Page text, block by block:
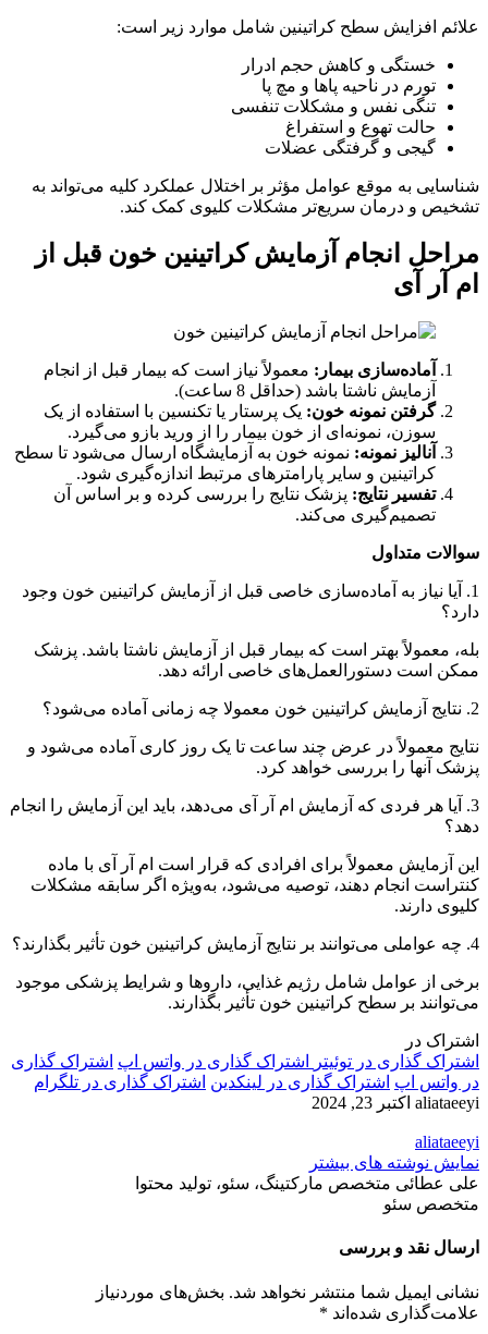
علائم افزایش سطح کراتینین شامل موارد زیر است:
خستگی و کاهش حجم ادرار
تورم در ناحیه پاها و مچ پا
تنگی نفس و مشکلات تنفسی
حالت تهوع و استفراغ
گیجی و گرفتگی عضلات
شناسایی به موقع عوامل مؤثر بر اختلال عملکرد کلیه می‌تواند به
تشخیص و درمان سریع‌تر مشکلات کلیوی کمک کند.
مراحل انجام آزمایش کراتینین خون قبل از
ام آر آی
آماده‌سازی بیمار: معمولاً نیاز است که بیمار قبل از انجام
آزمایش ناشتا باشد (حداقل 8 ساعت).
گرفتن نمونه خون: یک پرستار یا تکنسین با استفاده از یک
سوزن، نمونه‌ای از خون بیمار را از ورید بازو می‌گیرد.
آنالیز نمونه: نمونه خون به آزمایشگاه ارسال می‌شود تا سطح
کراتینین و سایر پارامترهای مرتبط اندازه‌گیری شود.
تفسیر نتایج: پزشک نتایج را بررسی کرده و بر اساس آن
تصمیم‌گیری می‌کند.
سوالات متداول
1. آیا نیاز به آماده‌سازی خاصی قبل از آزمایش کراتینین خون وجود
دارد؟
بله، معمولاً بهتر است که بیمار قبل از آزمایش ناشتا باشد. پزشک
ممکن است دستورالعمل‌های خاصی ارائه دهد.
2. نتایج آزمایش کراتینین خون معمولا چه زمانی آماده می‌شود؟
نتایج معمولاً در عرض چند ساعت تا یک روز کاری آماده می‌شود و
پزشک آنها را بررسی خواهد کرد.
3. آیا هر فردی که آزمایش ام آر آی می‌دهد، باید این آزمایش را انجام
دهد؟
این آزمایش معمولاً برای افرادی که قرار است ام آر آی با ماده
کنتراست انجام دهند، توصیه می‌شود، به‌ویژه اگر سابقه مشکلات
کلیوی دارند.
4. چه عواملی می‌توانند بر نتایج آزمایش کراتینین خون تأثیر بگذارند؟
برخی از عوامل شامل رژیم غذایی، داروها و شرایط پزشکی موجود
می‌توانند بر سطح کراتینین خون تأثیر بگذارند.
اشتراک در
اشتراک گذاری در توئیتر
اشتراک گذاری در واتس اپ اشتراک گذاری
در واتس اپ اشتراک گذاری در لینکدین اشتراک گذاری در تلگرام
aliataeeyi اکتبر 23, 2024
aliataeeyi
نمایش نوشته های بیشتر
علی عطائی متخصص مارکتینگ، سئو، تولید محتوا
متخصص سئو
ارسال نقد و بررسی
نشانی ایمیل شما منتشر نخواهد شد. بخش‌های موردنیاز
علامت‌گذاری شده‌اند *